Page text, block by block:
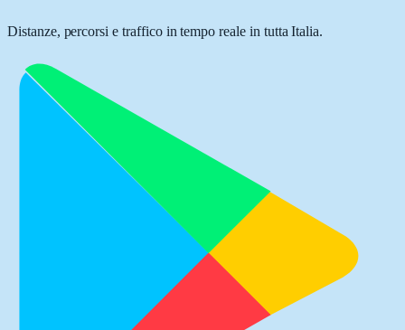
Distanze, percorsi e traffico in tempo reale in tutta Italia.